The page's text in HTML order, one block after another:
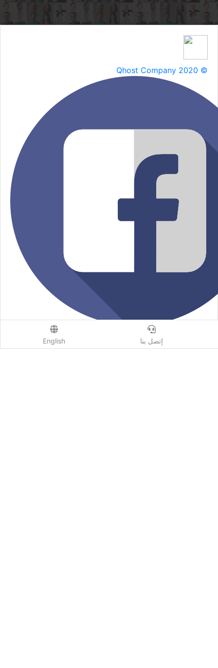
إتصل بنا English
Qhost Company 2020 ©